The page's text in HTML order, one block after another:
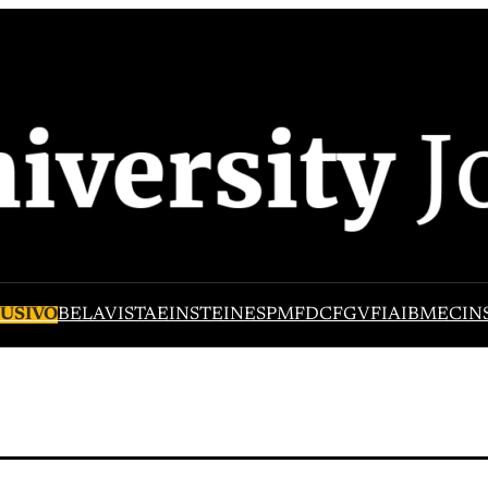
BELAVISTAEINSTEINESPMFDCFGVFIAIBMEC